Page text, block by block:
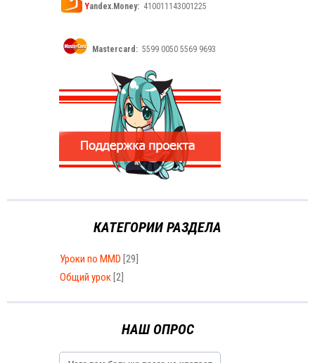
Yandex.Money: 410011143001225
Mastercard: 5599 0050 5569 9693
КАТЕГОРИИ РАЗДЕЛА
Уроки по MMD [29]
Общий урок [2]
НАШ ОПРОС